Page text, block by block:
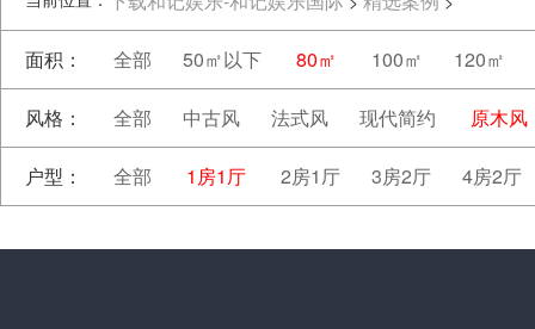
面积： 全部 50㎡以下 80㎡ 100㎡ 120㎡
风格： 全部 中古风 法式风 现代简约 原木风
户型： 全部 1房1厅 2房1厅 3房2厅 4房2厅